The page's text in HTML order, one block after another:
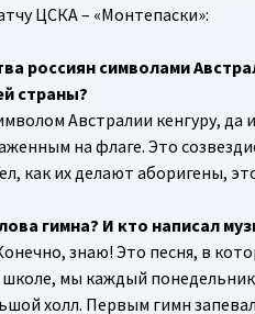
ЦСКА – «Монтепаски»:
россиян символами
страны?
Австралии кенгуру,
на флаге. Это
как их делают аборигены,
гимна? И кто написал
знаю! Это песня, в
школе, мы каждый
холл. Первым гимн